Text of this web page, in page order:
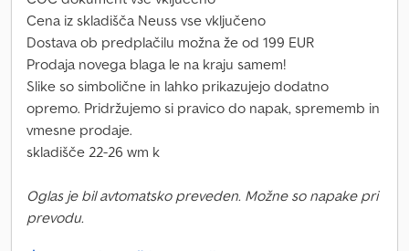
Cena iz skladišča Neuss vse vključeno
Dostava ob predplačilu možna že od 199 EUR
Prodaja novega blaga le na kraju samem!
Slike so simbolične in lahko prikazujejo dodatno
opremo. Pridržujemo si pravico do napak, sprememb in
vmesne prodaje.
skladišče 22-26 wm k
Oglas je bil avtomatsko preveden. Možne so napake pri
prevodu.